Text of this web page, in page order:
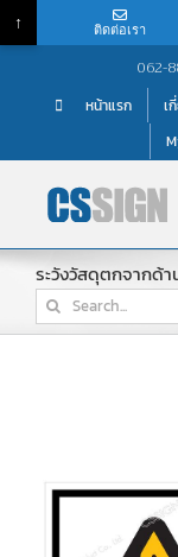
content
062-
หน้าแรก เ
ระวังวัสดุตกจากด้า
Search
for:
↑ ติดต่อเรา